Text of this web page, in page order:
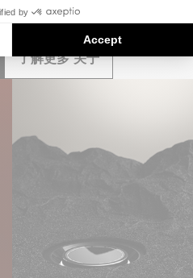
体验，同时开始他们自己的
名』的新经典系列。
了解更多 关于